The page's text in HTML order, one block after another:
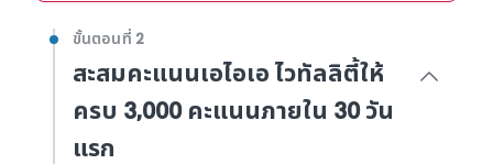
ขั้นตอนที่ 2
สะสมคะแนนเอไอเอ ไวทัลลิตี้ให้
ครบ 3,000 คะแนนภายใน 30 วัน
แรก